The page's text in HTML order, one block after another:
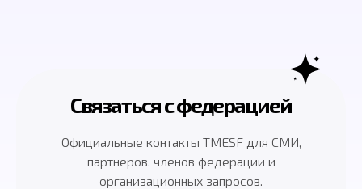
Связаться с федерацией
Официальные контакты TMESF для СМИ,
партнеров, членов федерации и
организационных запросов.